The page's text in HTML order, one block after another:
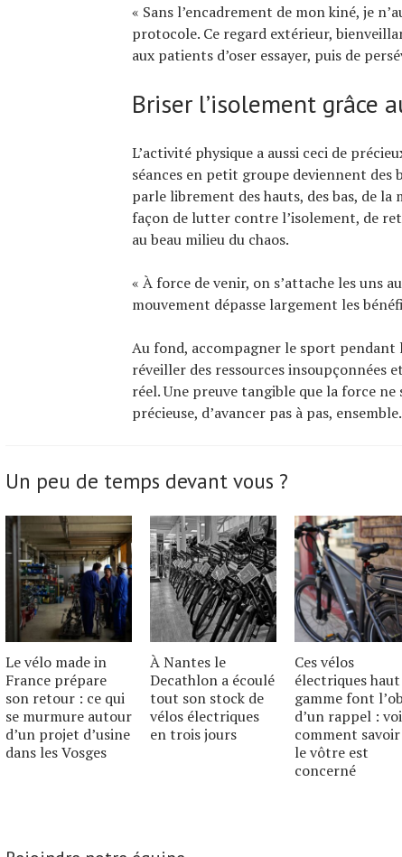
« Sans l’encadrement de mon kiné, je
protocole. Ce regard extérieur,
aux patients d’oser essayer, puis de
Briser l’isolement grâce
L’activité physique a aussi ceci de
séances en petit groupe deviennent des
parle librement des hauts, des bas, de la
façon de lutter contre l’isolement, de
au beau milieu du chaos.
« À force de venir, on s’attache les uns
mouvement dépasse largement les
Au fond, accompagner le sport pendant
réveiller des ressources insoupçonnées
réel. Une preuve tangible que la force ne
précieuse, d’avancer pas à pas, ensemble.
Un peu de temps devant vous ?
Le vélo made in
France prépare
son retour : ce qui
se murmure autour
dʼun projet dʼusine
dans les Vosges
À Nantes le
Decathlon a écoulé
tout son stock de
vélos électriques
en trois jours
Ces vélos
électriques
gamme font
dʼun rappel :
comment
le vôtre est
concerné